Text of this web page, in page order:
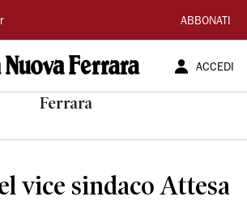
ABBONATI
ACCEDI
Ferrara
vice sindaco Attesa